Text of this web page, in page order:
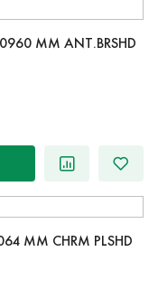
ручка SY8545 0064 CR 0064 MM CHRM PLSHD